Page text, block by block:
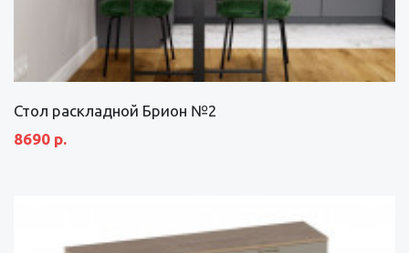
Стол раскладной Брион №2
8690 р.